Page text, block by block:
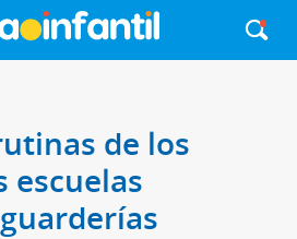
de los
escuelas